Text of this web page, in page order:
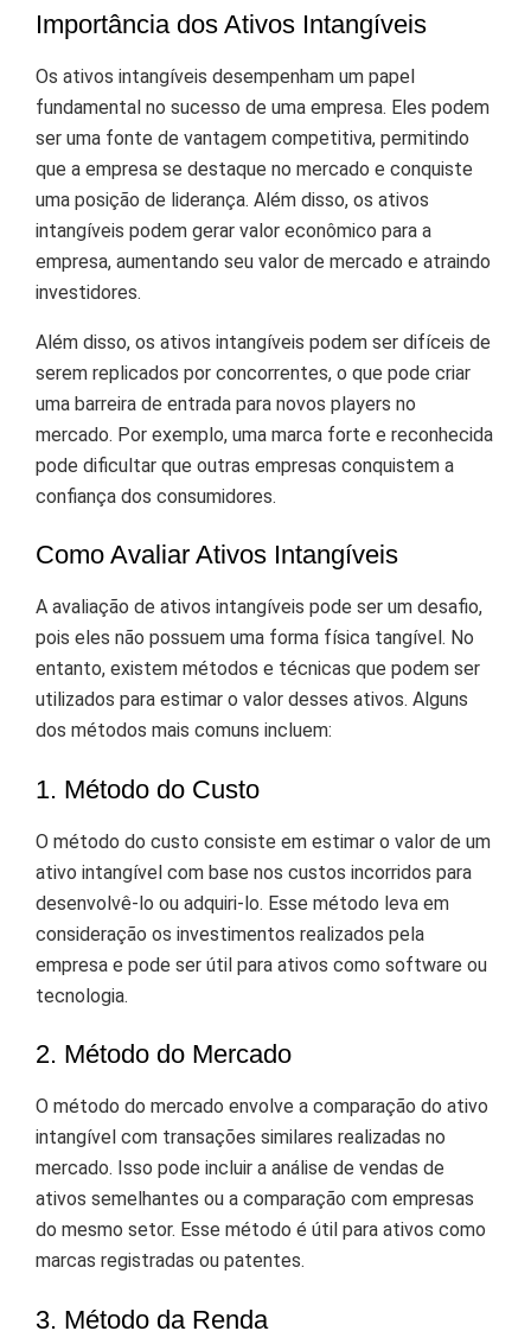
Importância dos Ativos Intangíveis
Os ativos intangíveis desempenham um papel
fundamental no sucesso de uma empresa. Eles podem
ser uma fonte de vantagem competitiva, permitindo
que a empresa se destaque no mercado e conquiste
uma posição de liderança. Além disso, os ativos
intangíveis podem gerar valor econômico para a
empresa, aumentando seu valor de mercado e atraindo
investidores.
Além disso, os ativos intangíveis podem ser difíceis de
serem replicados por concorrentes, o que pode criar
uma barreira de entrada para novos players no
mercado. Por exemplo, uma marca forte e reconhecida
pode dificultar que outras empresas conquistem a
confiança dos consumidores.
Como Avaliar Ativos Intangíveis
A avaliação de ativos intangíveis pode ser um desafio,
pois eles não possuem uma forma física tangível. No
entanto, existem métodos e técnicas que podem ser
utilizados para estimar o valor desses ativos. Alguns
dos métodos mais comuns incluem:
1. Método do Custo
O método do custo consiste em estimar o valor de um
ativo intangível com base nos custos incorridos para
desenvolvê-lo ou adquiri-lo. Esse método leva em
consideração os investimentos realizados pela
empresa e pode ser útil para ativos como software ou
tecnologia.
2. Método do Mercado
O método do mercado envolve a comparação do ativo
intangível com transações similares realizadas no
mercado. Isso pode incluir a análise de vendas de
ativos semelhantes ou a comparação com empresas
do mesmo setor. Esse método é útil para ativos como
marcas registradas ou patentes.
3. Método da Renda